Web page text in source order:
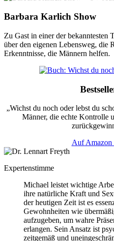
Barbara Karlich Show
Zu Gast in einer der bekanntesten
über den eigenen Lebensweg, die
Erkenntnisse, die Männern helfen.
„Wichst du noch oder lebst du
Männer, die echte Kontrolle
Auf Amazon
Expertenstimme
Michael leistet wichtige
ihre natürliche Kraft und
der heutigen Zeit ist es
Gewohnheiten wie
aufzugeben, um wahre
erlangen. Sein Ansatz ist
zeitgemäß und